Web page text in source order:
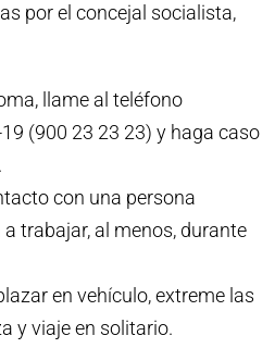
por el concejal socialista,
llame al teléfono
(900 23 23 23) y haga caso
con una persona
trabajar, al menos, durante
en vehículo, extreme las
y viaje en solitario.